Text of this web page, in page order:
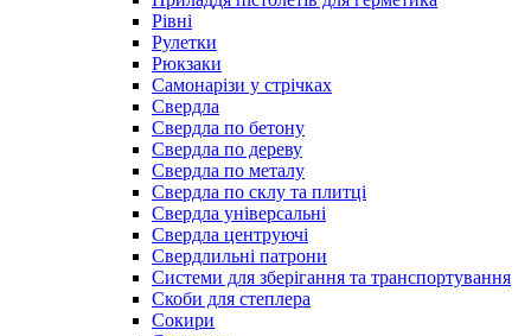
Рівні
Рулетки
Рюкзаки
Самонарізи у стрічках
Свердла
Свердла по бетону
Свердла по дереву
Свердла по металу
Свердла по склу та плитці
Свердла універсальні
Свердла центруючі
Свердлильні патрони
Системи для зберігання та транспортування
Скоби для степлера
Сокири